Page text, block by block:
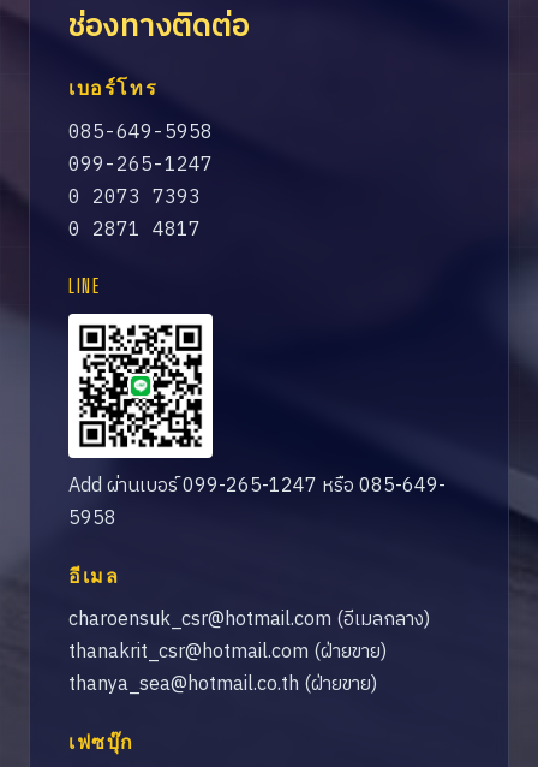
ช่องทางติดต่อ
เบอร์โทร
085-649-5958
099-265-1247
0 2073 7393
0 2871 4817
LINE
Add ผ่านเบอร์ 099-265-1247 หรือ 085-649-
5958
อีเมล
charoensuk_csr@hotmail.com (อีเมลกลาง)
thanakrit_csr@hotmail.com (ฝ่ายขาย)
thanya_sea@hotmail.co.th (ฝ่ายขาย)
เฟซบุ๊ก